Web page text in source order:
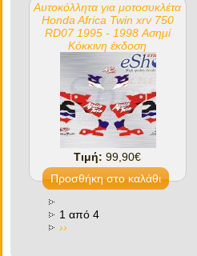
Αυτοκόλλητα για μοτοσυκλέτα
Honda Africa Twin xrv 750
RD07 1995 - 1998 Ασημί
Κόκκινη έκδοση
Τιμή:99,90€
1 από 4
››